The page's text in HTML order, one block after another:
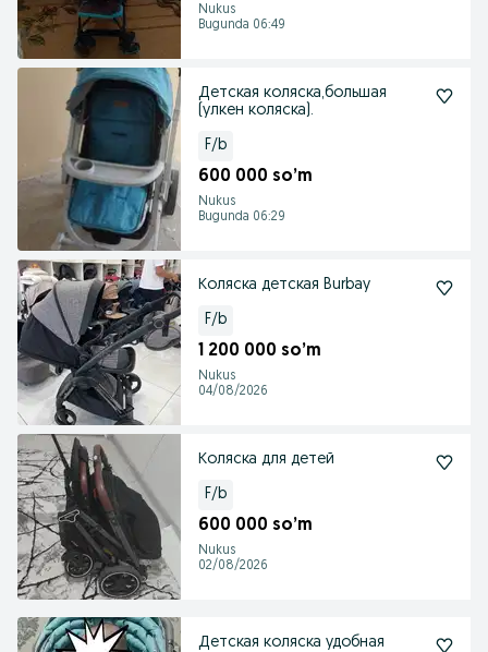
Nukus
Bugunda 06:49
Детская коляска,большая
(улкен коляска).
F/b
600 000 so’m
Nukus
Bugunda 06:29
Коляска детская Burbay
F/b
1 200 000 so’m
Nukus
04/08/2026
Коляска для детей
F/b
600 000 so’m
Nukus
02/08/2026
Детская коляска удобная